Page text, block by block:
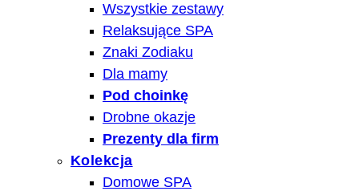
Wszystkie zestawy
Relaksujące SPA
Znaki Zodiaku
Dla mamy
Pod choinkę
Drobne okazje
Prezenty dla firm
Kolekcja
Domowe SPA